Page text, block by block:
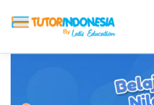
ABOUT US